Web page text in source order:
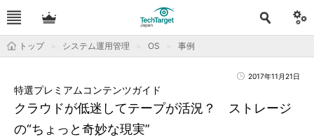
トップ システム運用管理 OS 事例
2017年11月21日
クラウドが低迷してテープが活況？ ストレージ
の“ちょっと奇妙な現実”
特選プレミアムコンテンツガイド